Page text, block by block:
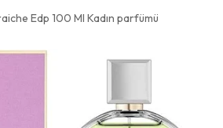
Edp 100 Ml Kadın parfümü